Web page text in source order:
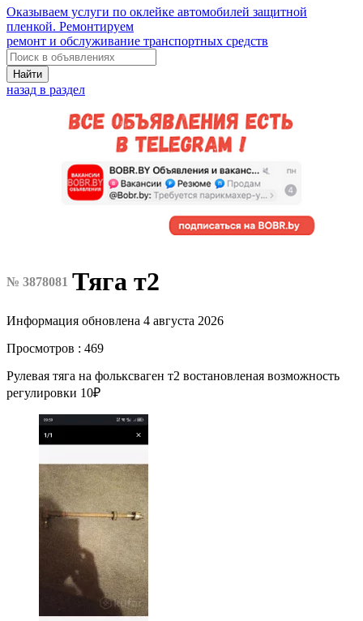
Оказываем услуги по оклейке автомобилей защитной
пленкой. Ремонтируем
ремонт и обслуживание транспортных средств
Найти
назад в раздел
№ 3878081 Тяга т2
Информация обновлена 4 августа 2026
Просмотров : 469
Рулевая тяга на фольксваген т2 востановленая возможность
регулировки 10₽